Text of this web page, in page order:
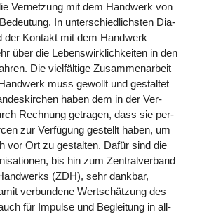
Ver­net­zung mit dem Handwerk von
In unter­schied­lichs­ten Dia­
der Kontakt mit dem Handwerk
über die Lebens­wirk­lich­kei­ten in den
Die viel­fäl­tige Zusam­men­ar­beit
muss gewollt und gestal­tet
haben dem in der Ver­
Rechnung getragen, dass sie per­
zur Ver­fü­gung gestellt haben, um
vor Ort zu gestal­ten. Dafür sind die
bis hin zum Zen­tral­ver­band
(ZDH), sehr dankbar,
ver­bun­dene Wert­schät­zung des
für Impulse und Beglei­tung in all­